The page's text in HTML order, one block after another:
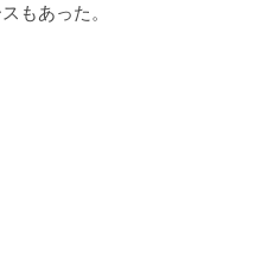
もあった。